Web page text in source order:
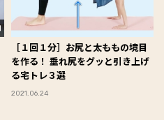
［１回１分］お尻と太ももの境目
を作る！ 垂れ尻をグッと引き上げ
る宅トレ３選
2021.06.24